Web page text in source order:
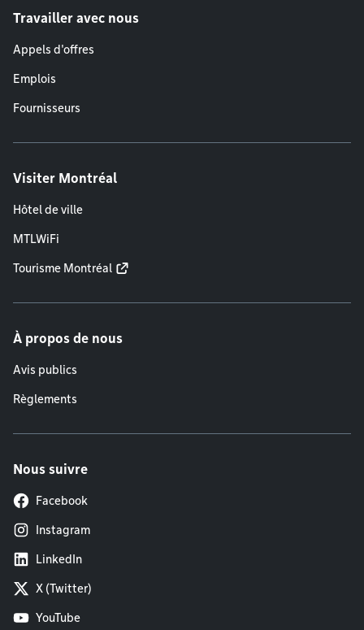
Travailler avec nous
Appels d'offres
Emplois
Fournisseurs
Visiter Montréal
Hôtel de ville
MTLWiFi
Tourisme Montréal
À propos de nous
Avis publics
Règlements
Nous suivre
Facebook
Instagram
LinkedIn
X (Twitter)
YouTube